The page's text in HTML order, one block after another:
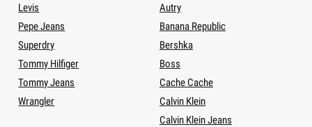
Levis
Pepe Jeans
Superdry
Tommy Hilfiger
Tommy Jeans
Wrangler
Autry
Banana Republic
Bershka
Boss
Cache Cache
Calvin Klein
Calvin Klein Jeans